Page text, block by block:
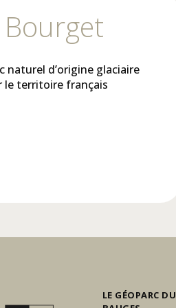
naturel d’origine glaciaire
le territoire français
LE GÉOPARC